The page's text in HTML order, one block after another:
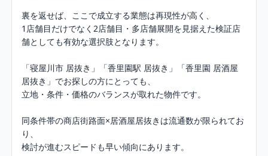
裏を返せば、ここで成立する業態は再現性が高く、
1店舗目だけでなく2店舗目・多店舗展開を見据えた検証店
舗としても有効な選択肢となります。
「寝屋川市 居抜き」「香里園駅 居抜き」「香里園 居酒屋
居抜き」でお探しの方にとっても、
立地・条件・価格のバランスが取れた物件です。
同条件帯の商店街路面×居酒屋居抜きは流通数が限られてお
り、
検討が進むスピードも早い傾向にあります。